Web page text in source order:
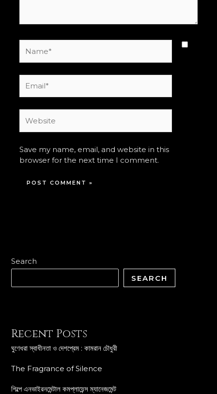
Search
SEARCH
Recent Posts
ঘুণেধরা স্বাধীনতা ও দেশপ্রেম : কামরান চৌধুরী
The Fragrance of Silence
শিল্পে এনভাইরনমেন্টাল কমপ্লায়েন্স ম্যানেজমেন্ট
Save my name, email, and website in this
browser for the next time I comment.